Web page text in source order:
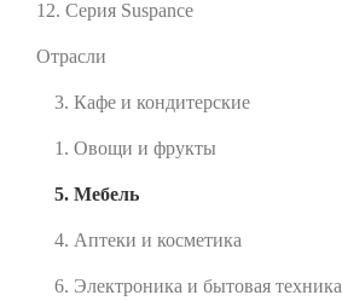
12. Серия Suspance
Отрасли
3. Кафе и кондитерские
1. Овощи и фрукты
5. Мебель
4. Аптеки и косметика
6. Электроника и бытовая техника